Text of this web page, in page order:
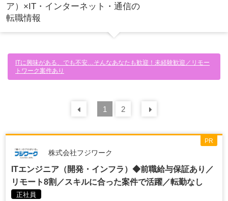
ア）×IT・インターネット・通信の
転職情報
ITに興味がある、でも不安…そんなあなたも歓迎！未経験歓迎／リモー
トワーク案件あり
前の 30
1 2
株式会社フジワーク
ITエンジニア（開発・インフラ）◆前職給与保証あり／
リモート8割／スキルに合った案件で活躍／転勤なし
正社員
PR